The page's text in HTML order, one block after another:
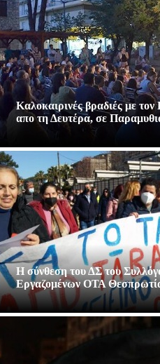
Καλοκαιρινές βραδιές με
απο τη Δευτέρα, σε
Η σύνθεση του ΔΣ του
Εργαζομένων ΟΤΑ